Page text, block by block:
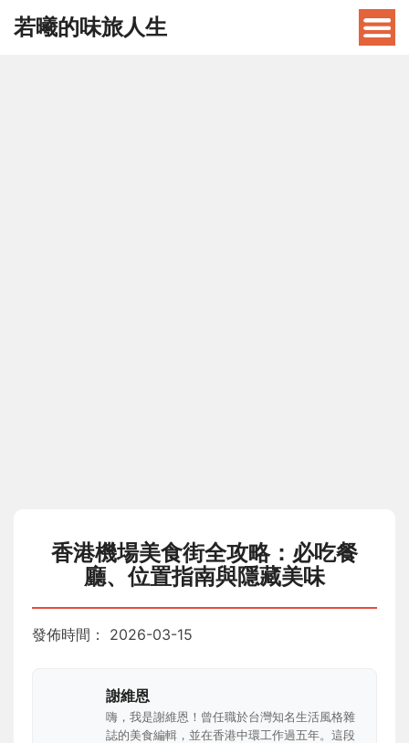
若曦的味旅人生
香港機場美食街全攻略：必吃餐
廳、位置指南與隱藏美味
發佈時間： 2026-03-15
謝維恩
嗨，我是謝維恩！曾任職於台灣知名生活風格雜
誌的美食編輯，並在香港中環工作過五年。這段